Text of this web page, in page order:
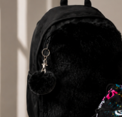
комментарий
Это
Войти